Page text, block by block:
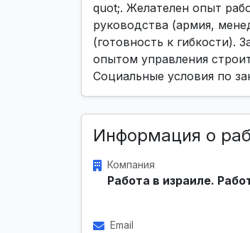
quot;. Желателен опыт
руководства (армия,
(готовность к гибкости).
опытом управления
Социальные условия по
Информация о
Компания
Работа в израиле.
Email